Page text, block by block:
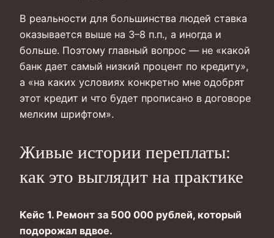
В реальности для большинства людей ставка
оказывается выше на 3–8 п.п., а иногда и
больше. Поэтому главный вопрос — не «какой
банк дает самый низкий процент по кредиту»,
а «на каких условиях конкретно мне одобрят
этот кредит и что будет прописано в договоре
мелким шрифтом».
Живые истории переплаты:
как это выглядит на практике
Кейс 1. Ремонт за 500 000 рублей, который
подорожал вдвое.